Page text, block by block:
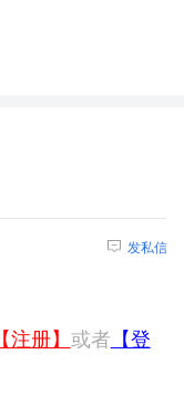
发私信
【注册】 或者 【登